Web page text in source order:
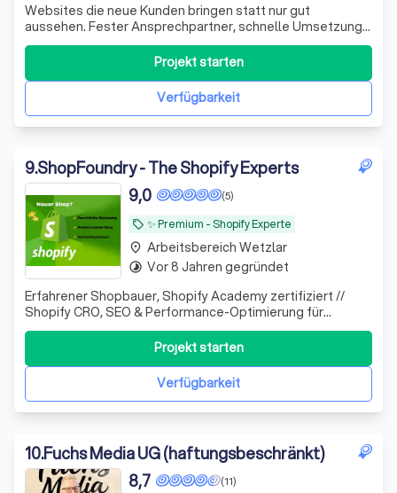
Websites die neue Kunden bringen statt nur gut
aussehen. Fester Ansprechpartner, schnelle Umsetzung
& 100% Geld-zurück-Garantie.
Verfügbarkeit
Projekt starten
9.ShopFoundry - The Shopify Experts
local_offer ✨️ Premium - Shopify Experte
(5)
9,0
Erfahrener Shopbauer, Shopify Academy zertifiziert //
Shopify CRO, SEO & Performance-Optimierung für
Unternehmen, die mehr Umsatz aus bestehendem Traffic
Verfügbarkeit
Projekt starten
place Arbeitsbereich Wetzlar
timelapse Vor 8 Jahren gegründet
10.Fuchs Media UG (haftungsbeschränkt)
(11)
8,7